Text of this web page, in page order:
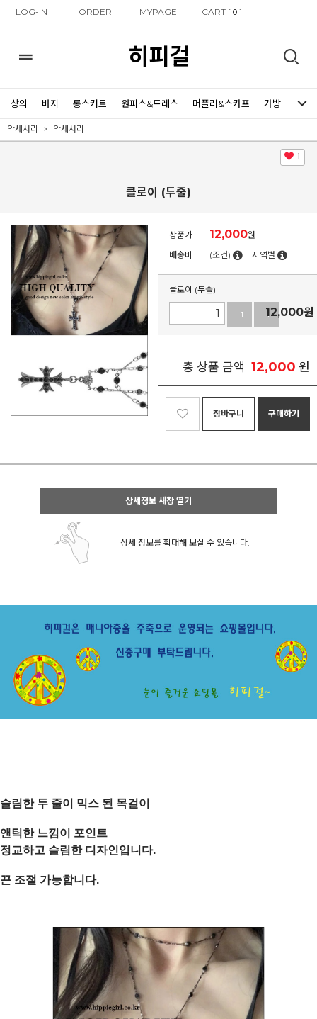
LOG-IN ORDER MYPAGE CART [0 ]
히피걸
상의 바지 롱스커트 원피스&드레스 머플러&스카프 가방 신발
악세서리 악세서리
1
클로이 (두줄)
상품가 12,000원
배송비
(조건) 지역별
클로이 (두줄)
+1 -112,000원
총 상품 금액 12,000 원
장바구니 구매하기
상세정보 새창 열기
상세 정보를 확대해 보실 수 있습니다.
슬림한 두 줄이 믹스 된 목걸이
앤틱한 느낌이 포인트
정교하고 슬림한 디자인입니다.
끈 조절 가능합니다.